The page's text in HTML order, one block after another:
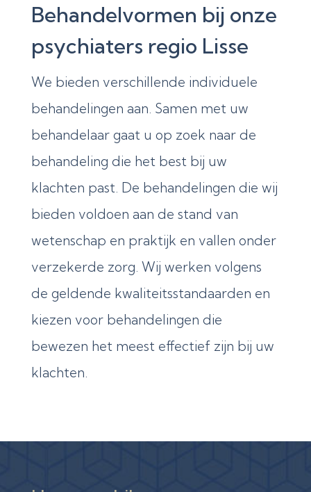
Behandelvormen bij onze
psychiaters regio Lisse
We bieden verschillende individuele
behandelingen aan. Samen met uw
behandelaar gaat u op zoek naar de
behandeling die het best bij uw
klachten past. De behandelingen die wij
bieden voldoen aan de stand van
wetenschap en praktijk en vallen onder
verzekerde zorg. Wij werken volgens
de geldende kwaliteitsstandaarden en
kiezen voor behandelingen die
bewezen het meest effectief zijn bij uw
klachten.